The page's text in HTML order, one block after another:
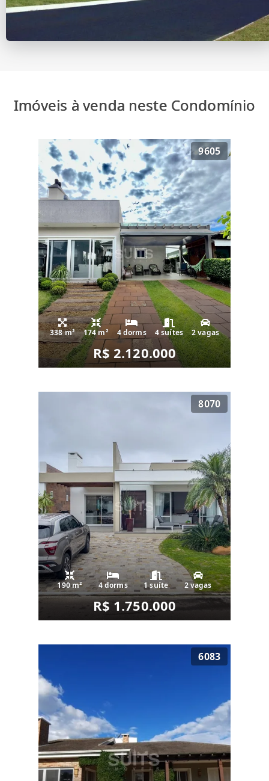
Imóveis à venda neste Condomínio
9605
338 m² 174 m² 4 dorms 4 suítes 2 vagas
R$ 2.120.000
8070
190 m² 4 dorms 1 suíte 2 vagas
R$ 1.750.000
6083